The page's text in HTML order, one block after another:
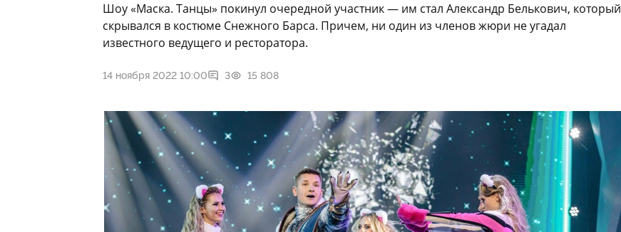
Шоу «Маска. Танцы» покинул очередной участник — им стал Александр Белькович, который
скрывался в костюме Снежного Барса. Причем, ни один из членов жюри не угадал
известного ведущего и ресторатора.
14 ноября 2022 10:00 3 15 808